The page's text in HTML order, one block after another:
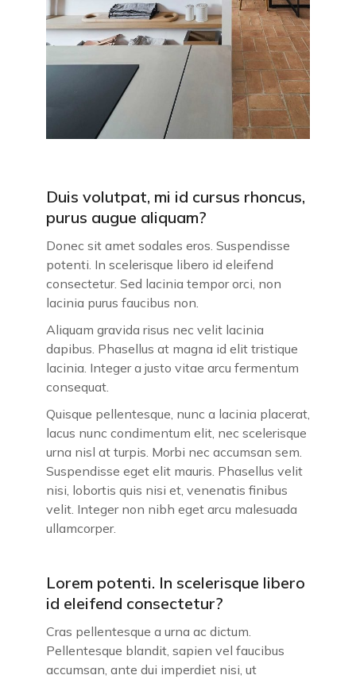
Duis volutpat, mi id cursus rhoncus,
purus augue aliquam?
Donec sit amet sodales eros. Suspendisse
potenti. In scelerisque libero id eleifend
consectetur. Sed lacinia tempor orci, non
lacinia purus faucibus non.
Aliquam gravida risus nec velit lacinia
dapibus. Phasellus at magna id elit tristique
lacinia. Integer a justo vitae arcu fermentum
consequat.
Quisque pellentesque, nunc a lacinia placerat,
lacus nunc condimentum elit, nec scelerisque
urna nisl at turpis. Morbi nec accumsan sem.
Suspendisse eget elit mauris. Phasellus velit
nisi, lobortis quis nisi et, venenatis finibus
velit. Integer non nibh eget arcu malesuada
ullamcorper.
Lorem potenti. In scelerisque libero
id eleifend consectetur?
Cras pellentesque a urna ac dictum.
Pellentesque blandit, sapien vel faucibus
accumsan, ante dui imperdiet nisi, ut